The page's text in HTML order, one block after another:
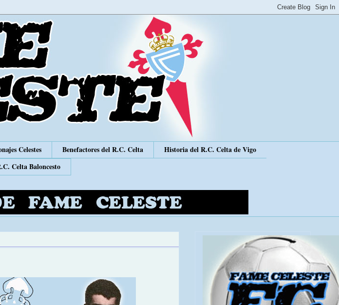
Celestes Benefactores del R.C. Celta
Historia del R.C. Celta de Vigo
Celta Baloncesto